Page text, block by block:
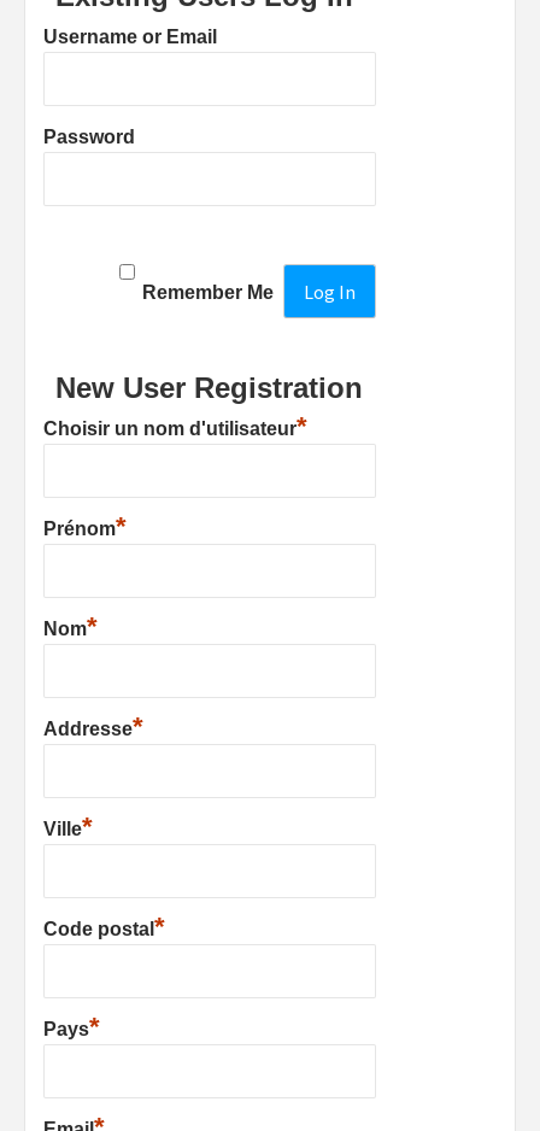
Username or Email
Password
Remember Me
New User Registration
Choisir un nom d'utilisateur*
Prénom*
Nom*
Addresse*
Ville*
Code postal *
Pays*